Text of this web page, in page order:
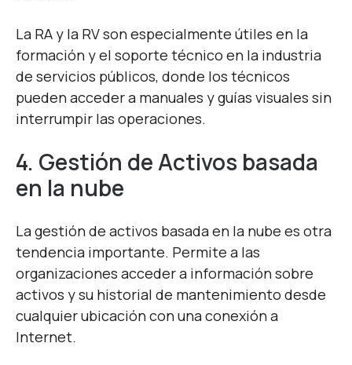
La RA y la RV son especialmente útiles en la
formación y el soporte técnico en la industria
de servicios públicos, donde los técnicos
pueden acceder a manuales y guías visuales sin
interrumpir las operaciones.
4. Gestión de Activos basada
en la nube
La gestión de activos basada en la nube es otra
tendencia importante. Permite a las
organizaciones acceder a información sobre
activos y su historial de mantenimiento desde
cualquier ubicación con una conexión a
Internet.